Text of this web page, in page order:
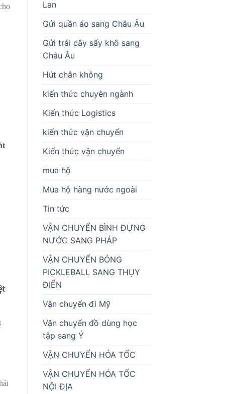
Lan
Gửi quần áo sang Châu Âu
Gửi trái cây sấy khô sang
Châu Âu
Hút chân không
kiến thức chuyên ngành
Kiến thức Logistics
kiến thức vận chuyển
Kiến thức vận chuyển
mua hộ
Mua hộ hàng nước ngoài
Tin tức
VẬN CHUYỂN BÌNH ĐỰNG
NƯỚC SANG PHÁP
VẬN CHUYỂN BÓNG
PICKLEBALL SANG THỤY
ĐIỂN
Vận chuyển đi Mỹ
Vận chuyển đồ dùng học
tập sang Ý
VẬN CHUYỂN HỎA TỐC
VẬN CHUYỂN HỎA TỐC
NỘI ĐỊA